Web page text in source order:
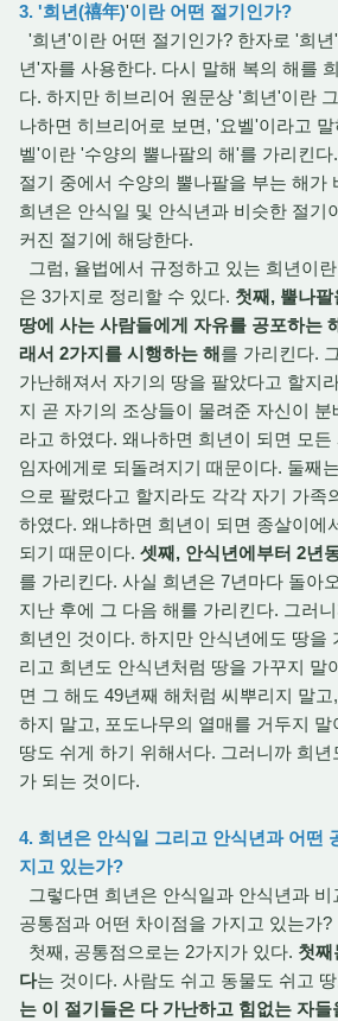
3. '희년(禧年)'이란 어떤 절기인가?
'희년'이란 어떤 절기인가? 한자로 '희
년'자를 사용한다. 다시 말해 복의 해를
다. 하지만 히브리어 원문상 '희년'이란
나하면 히브리어로 보면, '요벨'이라고
벨'이란 '수양의 뿔나팔의 해'를 가리킨
절기 중에서 수양의 뿔나팔을 부는 해가
희년은 안식일 및 안식년과 비슷한 절기
커진 절기에 해당한다.
그럼, 율법에서 규정하고 있는 희년이
은 3가지로 정리할 수 있다. 첫째, 뿔나
땅에 사는 사람들에게 자유를 공포하는
래서 2가지를 시행하는 해를 가리킨다.
가난해져서 자기의 땅을 팔았다고 할지
지 곧 자기의 조상들이 물려준 자신이
라고 하였다. 왜나하면 희년이 되면 모
임자에게로 되돌려지기 때문이다. 둘째
으로 팔렸다고 할지라도 각각 자기 가족
하였다. 왜냐하면 희년이 되면 종살이에
되기 때문이다. 셋째, 안식년에부터 2년
를 가리킨다. 사실 희년은 7년마다 돌아
지난 후에 그 다음 해를 가리킨다. 그러
희년인 것이다. 하지만 안식년에도 땅을
리고 희년도 안식년처럼 땅을 가꾸지 말
면 그 해도 49년째 해처럼 씨뿌리지 말
하지 말고, 포도나무의 열매를 거두지
땅도 쉬게 하기 위해서다. 그러니까 희
가 되는 것이다.
4. 희년은 안식일 그리고 안식년과 어떤
지고 있는가?
그렇다면 희년은 안식일과 안식년과 비
공통점과 어떤 차이점을 가지고 있는가?
첫째, 공통점으로는 2가지가 있다. 첫째
다는 것이다. 사람도 쉬고 동물도 쉬고
는 이 절기들은 다 가난하고 힘없는 자